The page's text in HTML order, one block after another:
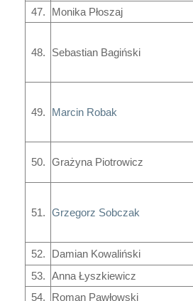
47.
Monika Płoszaj
48. Sebastian Bagiński
49. Marcin Robak
50. Grażyna Piotrowicz
51. Grzegorz Sobczak
52. Damian Kowaliński
53. Anna Łyszkiewicz
54.
Roman Pawłowski